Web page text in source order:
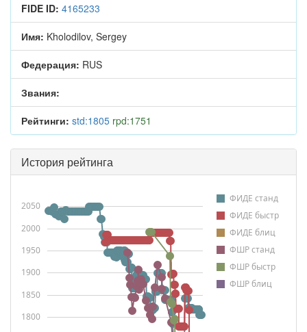
FIDE ID: 4165233
Имя: Kholodilov, Sergey
Федерация: RUS
Звания:
Рейтинги: std:1805 rpd:1751
История рейтинга
ФИДЕ станд
ФИДЕ быстр
ФИДЕ блиц
ФШР станд
ФШР быстр
ФШР блиц
1800
1850
1900
1950
2000
2050